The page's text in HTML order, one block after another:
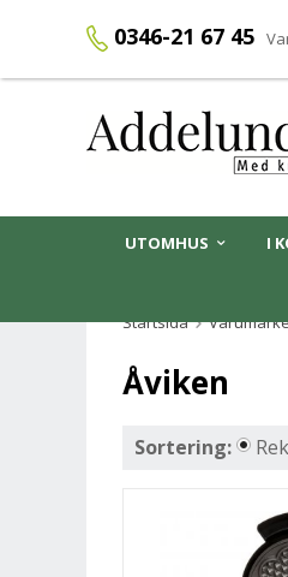
0346-21 67 45
UTOMHUS I
Startsida
Åviken
Sortering: